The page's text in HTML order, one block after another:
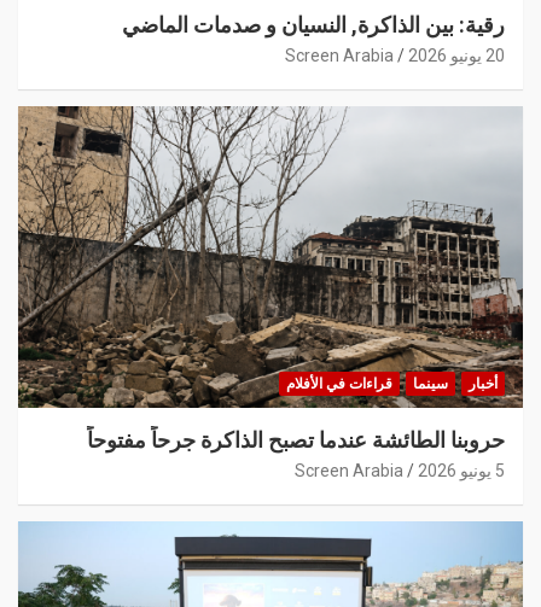
رقية: بين الذاكرة, النسيان و صدمات الماضي
20 يونيو 2026 Screen Arabia
أخبار سينما قراءات في الأفلام
حروبنا الطائشة عندما تصبح الذاكرة جرحاً مفتوحاً
5 يونيو 2026 Screen Arabia